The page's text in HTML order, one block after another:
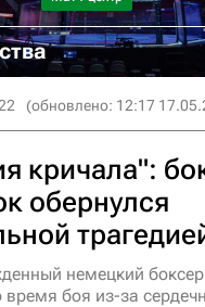
(обновлено: 12:17
кричала":
обернулся
немецкий
время боя из-за